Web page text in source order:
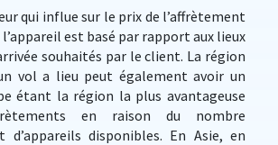
qui influe sur le prix de l’affrètement
est basé par rapport aux lieux
souhaités par le client. La région
vol a lieu peut également avoir un
étant la région la plus avantageuse
en raison du nombre
d’appareils disponibles. En Asie, en